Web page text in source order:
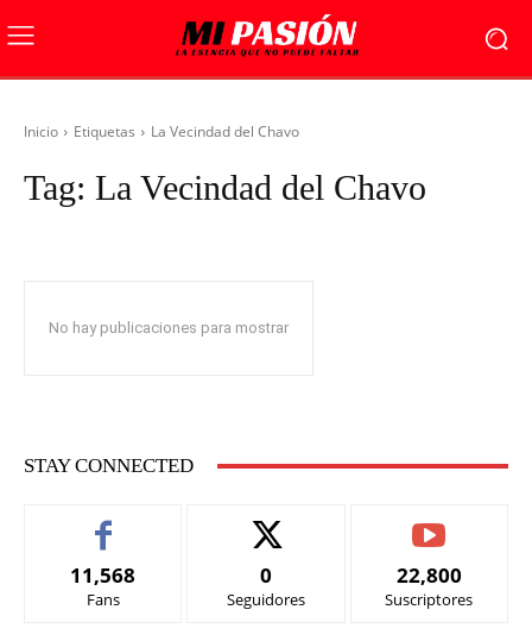
Inicio Etiquetas La Vecindad del Chavo
Tag: La Vecindad del Chavo
No hay publicaciones para mostrar
STAY CONNECTED
11,568
Fans
0
Seguidores
22,800
Suscriptores